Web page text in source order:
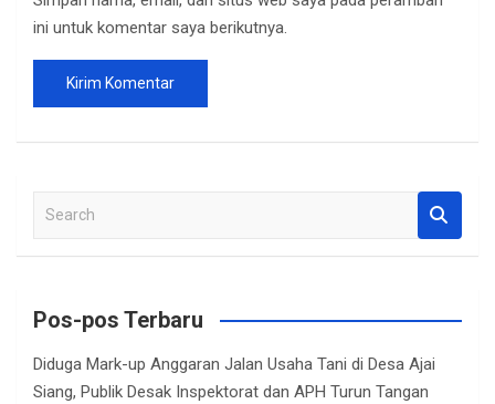
ini untuk komentar saya berikutnya.
a
c
Pos-pos Terbaru
Diduga Mark-up Anggaran Jalan Usaha Tani di Desa Ajai
Siang, Publik Desak Inspektorat dan APH Turun Tangan